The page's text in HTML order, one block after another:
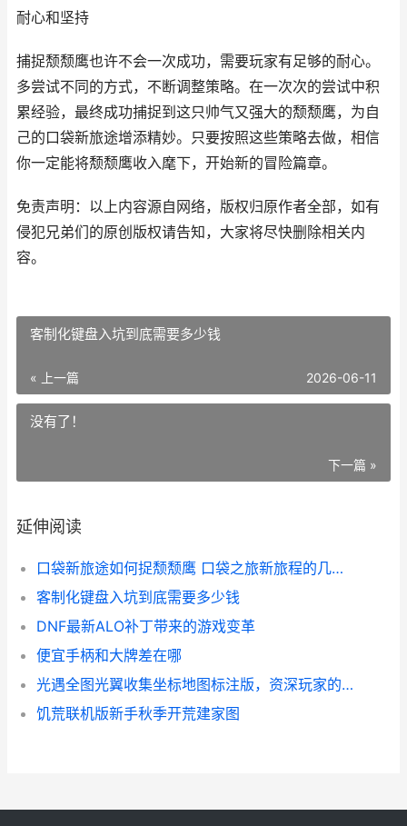
耐心和坚持
捕捉颓颓鹰也许不会一次成功，需要玩家有足够的耐心。
多尝试不同的方式，不断调整策略。在一次次的尝试中积
累经验，最终成功捕捉到这只帅气又强大的颓颓鹰，为自
己的口袋新旅途增添精妙。只要按照这些策略去做，相信
你一定能将颓颓鹰收入麾下，开始新的冒险篇章。
免责声明：以上内容源自网络，版权归原作者全部，如有
侵犯兄弟们的原创版权请告知，大家将尽快删除相关内
容。
客制化键盘入坑到底需要多少钱
« 上一篇 2026-06-11
没有了！
下一篇 »
延伸阅读
口袋新旅途如何捉颓颓鹰 口袋之旅新旅程的几个区跟前面的区不在一起
客制化键盘入坑到底需要多少钱
DNF最新ALO补丁带来的游戏变革
便宜手柄和大牌差在哪
光遇全图光翼收集坐标地图标注版，资深玩家的寻翼指南
饥荒联机版新手秋季开荒建家图